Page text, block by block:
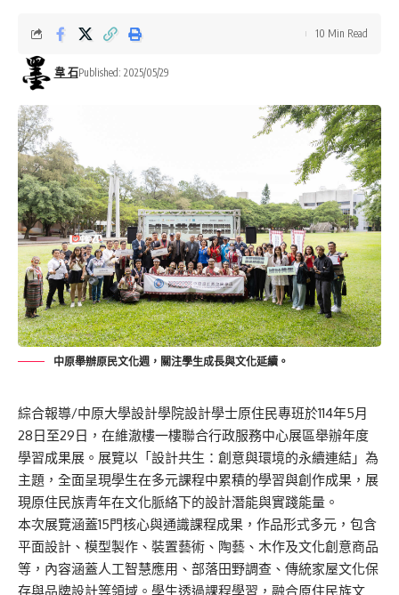
韋 石Published: 2025/05/29
10 Min Read
中原舉辦原民文化週，關注學生成長與文化延續。
綜合報導/中原大學設計學院設計學士原住民專班於114年5月
28日至29日，在維澈樓一樓聯合行政服務中心展區舉辦年度
學習成果展。展覽以「設計共生：創意與環境的永續連結」為
主題，全面呈現學生在多元課程中累積的學習與創作成果，展
現原住民族青年在文化脈絡下的設計潛能與實踐能量。
本次展覽涵蓋15門核心與通識課程成果，作品形式多元，包含
平面設計、模型製作、裝置藝術、陶藝、木作及文化創意商品
等，內容涵蓋人工智慧應用、部落田野調查、傳統家屋文化保
存與品牌設計等領域。學生透過課程學習，融合原住民族文